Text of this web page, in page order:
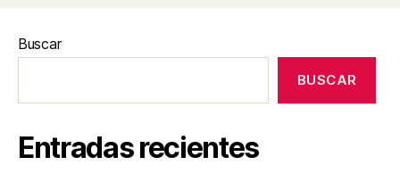
Buscar
BUSCAR
Entradas recientes